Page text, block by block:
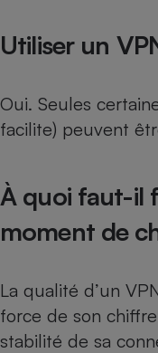
Utiliser un
Oui. Seules
facilite) peuvent
À quoi faut-il
moment de
La qualité d’un
force de son
stabilité de sa